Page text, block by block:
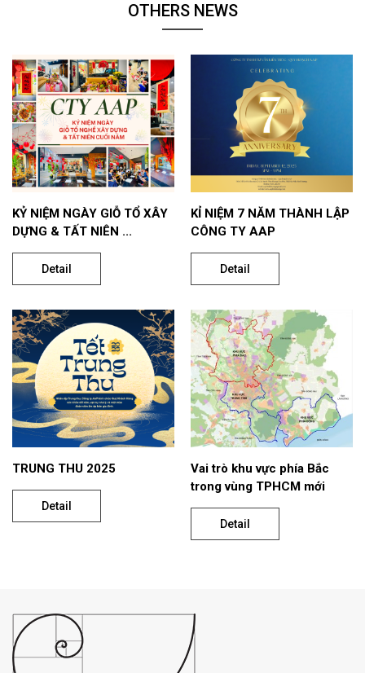
OTHERS NEWS
KỶ NIỆM NGÀY GIỖ TỔ XÂY
DỰNG & TẤT NIÊN ...
Detail
KỈ NIỆM 7 NĂM THÀNH LẬP
CÔNG TY AAP
Detail
TRUNG THU 2025
Detail
Vai trò khu vực phía Bắc
trong vùng TPHCM mới
Detail